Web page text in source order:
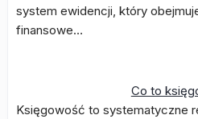
system ewidencji, który
finansowe…
Co to
Księgowość to systematyczne